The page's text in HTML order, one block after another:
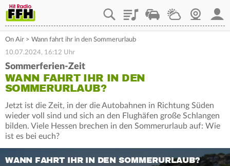
PlaylistStaupilotWetterWebcam
On Air > Wann fahrt ihr in den Sommerurlaub
10.07.2024, 16:12 Uhr
Sommerferien-Zeit
WANN FAHRT IHR IN DEN
SOMMERURLAUB?
Jetzt ist die Zeit, in der die Autobahnen in Richtung Süden
wieder voll sind und sich an den Flughäfen große Schlangen
bilden. Viele Hessen brechen in den Sommerurlaub auf: Wie
ist es bei euch?
WANN FAHRT IHR IN DEN SOMMERURLAUB?